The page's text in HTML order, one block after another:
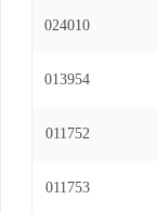
024010
013954
011752
011753